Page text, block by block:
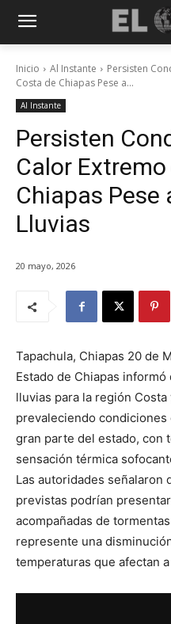
Inicio Al Instante
Persisten
Costa de Chiapas Pese a...
Al Instante
Persisten
Calor
Chiapas Pese
Lluvias
20 mayo, 2026
Tapachula, Chiapas 20 de
Estado de Chiapas
lluvias para la región
prevaleciendo
gran parte del estado, con
sensación térmica
Las autoridades señalaron
previstas podrían
acompañadas de
represente una
temperaturas que afectan